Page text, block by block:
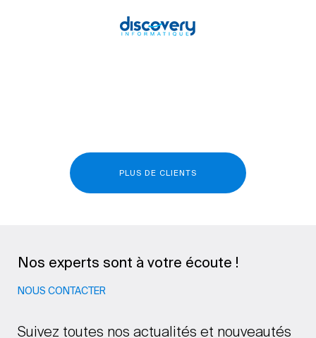
PLUS DE CLIENTS
Nos experts sont à votre écoute !
NOUS CONTACTER
Suivez toutes nos actualités et nouveautés